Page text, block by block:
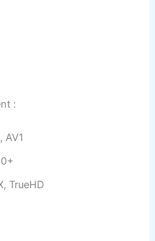
:
AV1
TrueHD